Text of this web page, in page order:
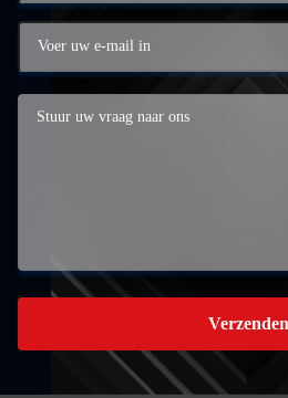
Verzenden